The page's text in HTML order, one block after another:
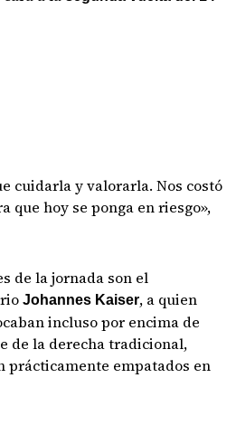
cuidarla y valorarla. Nos costó
que hoy se ponga en riesgo»,
de la jornada son el
Johannes Kaiser, a quien
incluso por encima de
de la derecha tradicional,
prácticamente empatados en